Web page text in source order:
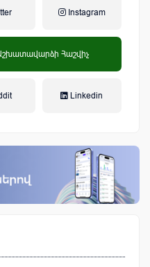
Instagram
Հաշվիչ
Linkedin